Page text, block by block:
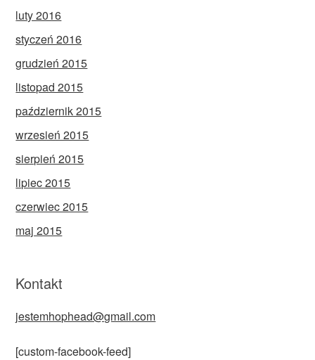
luty 2016
styczeń 2016
grudzień 2015
listopad 2015
październik 2015
wrzesień 2015
sierpień 2015
lipiec 2015
czerwiec 2015
maj 2015
Kontakt
jestemhophead@gmail.com
[custom-facebook-feed]